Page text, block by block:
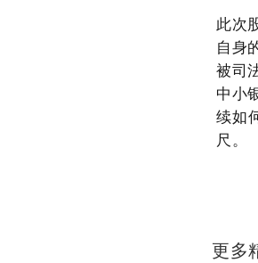
此次
自身
被司
中小
续如
尺。
更多